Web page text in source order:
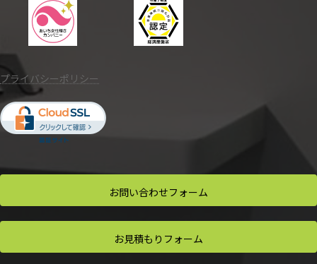
プライバシーポリシー
お問い合わせフォーム
お見積もり フォーム